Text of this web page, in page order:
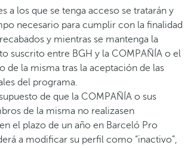
a los que se tenga acceso se tratarán y
necesario para cumplir con la finalidad
y mientras se mantenga la
suscrito entre BGH y la COMPAÑÍA o el
de la misma tras la aceptación de las
del programa.
de que la COMPAÑÍA o sus
de la misma no realizasen
el plazo de un año en Barceló Pro
a modificar su perfil como “inactivo”,